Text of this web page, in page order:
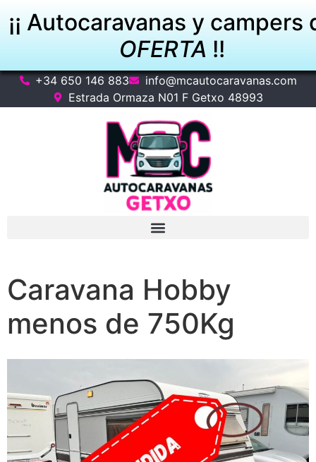
¡¡ Autocaravanas y campers
OFERTA !!
VER OFERTAS
+34 650 146 883
info@mcautocaravanas.com
Estrada Ormaza N01 F Getxo 48993
Caravana Hobby
menos de 750Kg